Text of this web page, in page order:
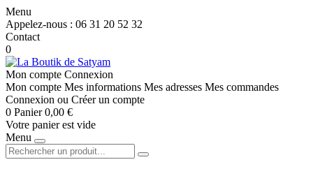
Menu
Appelez-nous : 06 31 20 52 32
Contact
0
Mon compte Connexion
Mon compte Mes informations Mes adresses Mes commandes
Connexion ou Créer un compte
0 Panier 0,00 €
Votre panier est vide
Menu